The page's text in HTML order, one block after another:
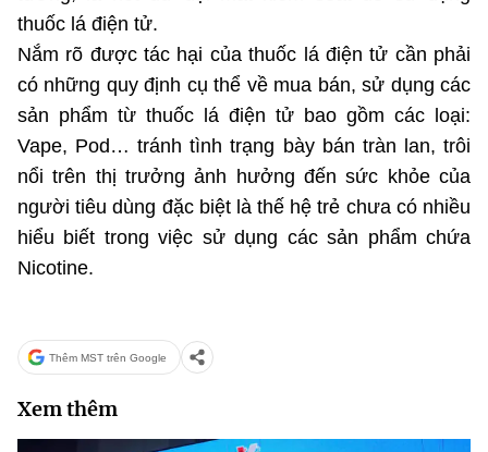
thuốc lá điện tử.
Nắm rõ được tác hại của thuốc lá điện tử cần phải
có những quy định cụ thể về mua bán, sử dụng các
sản phẩm từ thuốc lá điện tử bao gồm các loại:
Vape, Pod… tránh tình trạng bày bán tràn lan, trôi
nổi trên thị trưởng ảnh hưởng đến sức khỏe của
người tiêu dùng đặc biệt là thế hệ trẻ chưa có nhiều
hiểu biết trong việc sử dụng các sản phẩm chứa
Nicotine.
Thêm MST trên Google
Xem thêm